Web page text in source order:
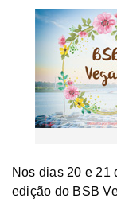
Nos dias 20 e 21
edição do BSB